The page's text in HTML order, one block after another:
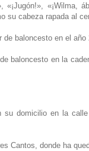
«¡Wilma,
su cabeza rapada al
baloncesto en el año
baloncesto en la
domicilio en la
Cantos, donde ha